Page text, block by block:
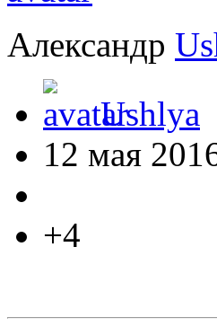
Александр
Ushlya
12 мая
+4